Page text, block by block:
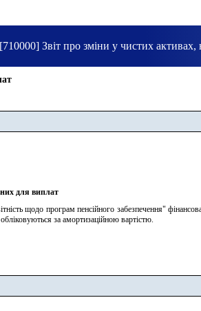
[710000] Звіт про зміни у чистих
для виплат
щодо програм пенсійного забезпечення" фінансова
за амортизаційною вартістю.